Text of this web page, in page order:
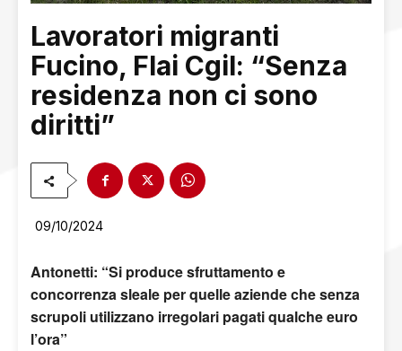
Lavoratori migranti
Fucino, Flai Cgil: “Senza
residenza non ci sono
diritti”
09/10/2024
Antonetti: “Si produce sfruttamento e
concorrenza sleale per quelle aziende che senza
scrupoli utilizzano irregolari pagati qualche euro
l’ora”